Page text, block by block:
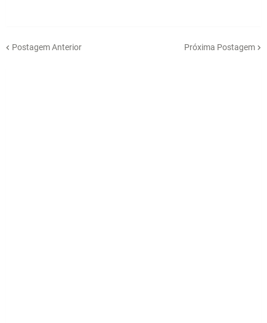
Postagem Anterior Próxima Postagem